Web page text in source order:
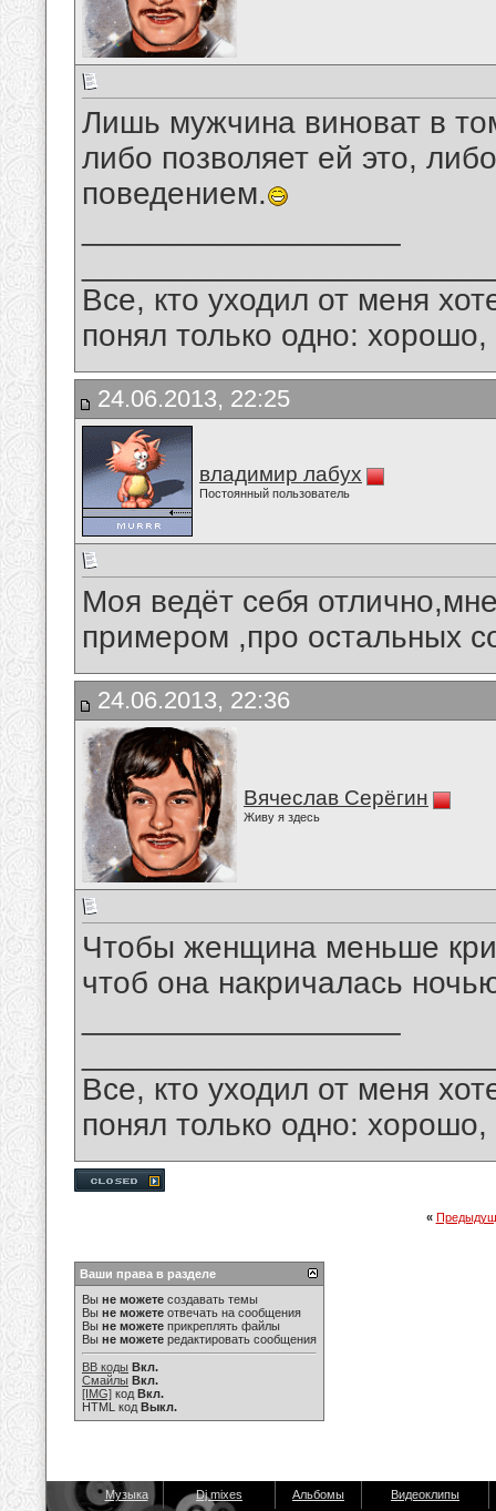
Лишь мужчина виноват в
либо позволяет ей это,
поведением.
Все, кто уходил от меня
понял только одно:
24.06.2013, 22:25
владимир лабух
Постоянный пользователь
Моя ведёт себя
примером ,про остальных
24.06.2013, 22:36
Вячеслав Серёгин
Живу я здесь
Чтобы женщина меньше
чтоб она накричалась
Все, кто уходил от меня
понял только одно:
«
Ваши права в разделе
Вы не можете создавать темы
Вы не можете отвечать на сообщения
Вы не можете прикреплять файлы
Вы не можете редактировать сообщения
BB коды Вкл.
Смайлы Вкл.
[IMG] код Вкл.
HTML код Выкл.
Музыка Dj mixes Альбомы Видеоклипы